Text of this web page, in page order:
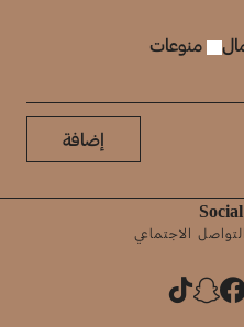
منوعات
إضافة
الاجتماعي